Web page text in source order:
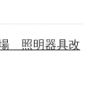
照明器具改